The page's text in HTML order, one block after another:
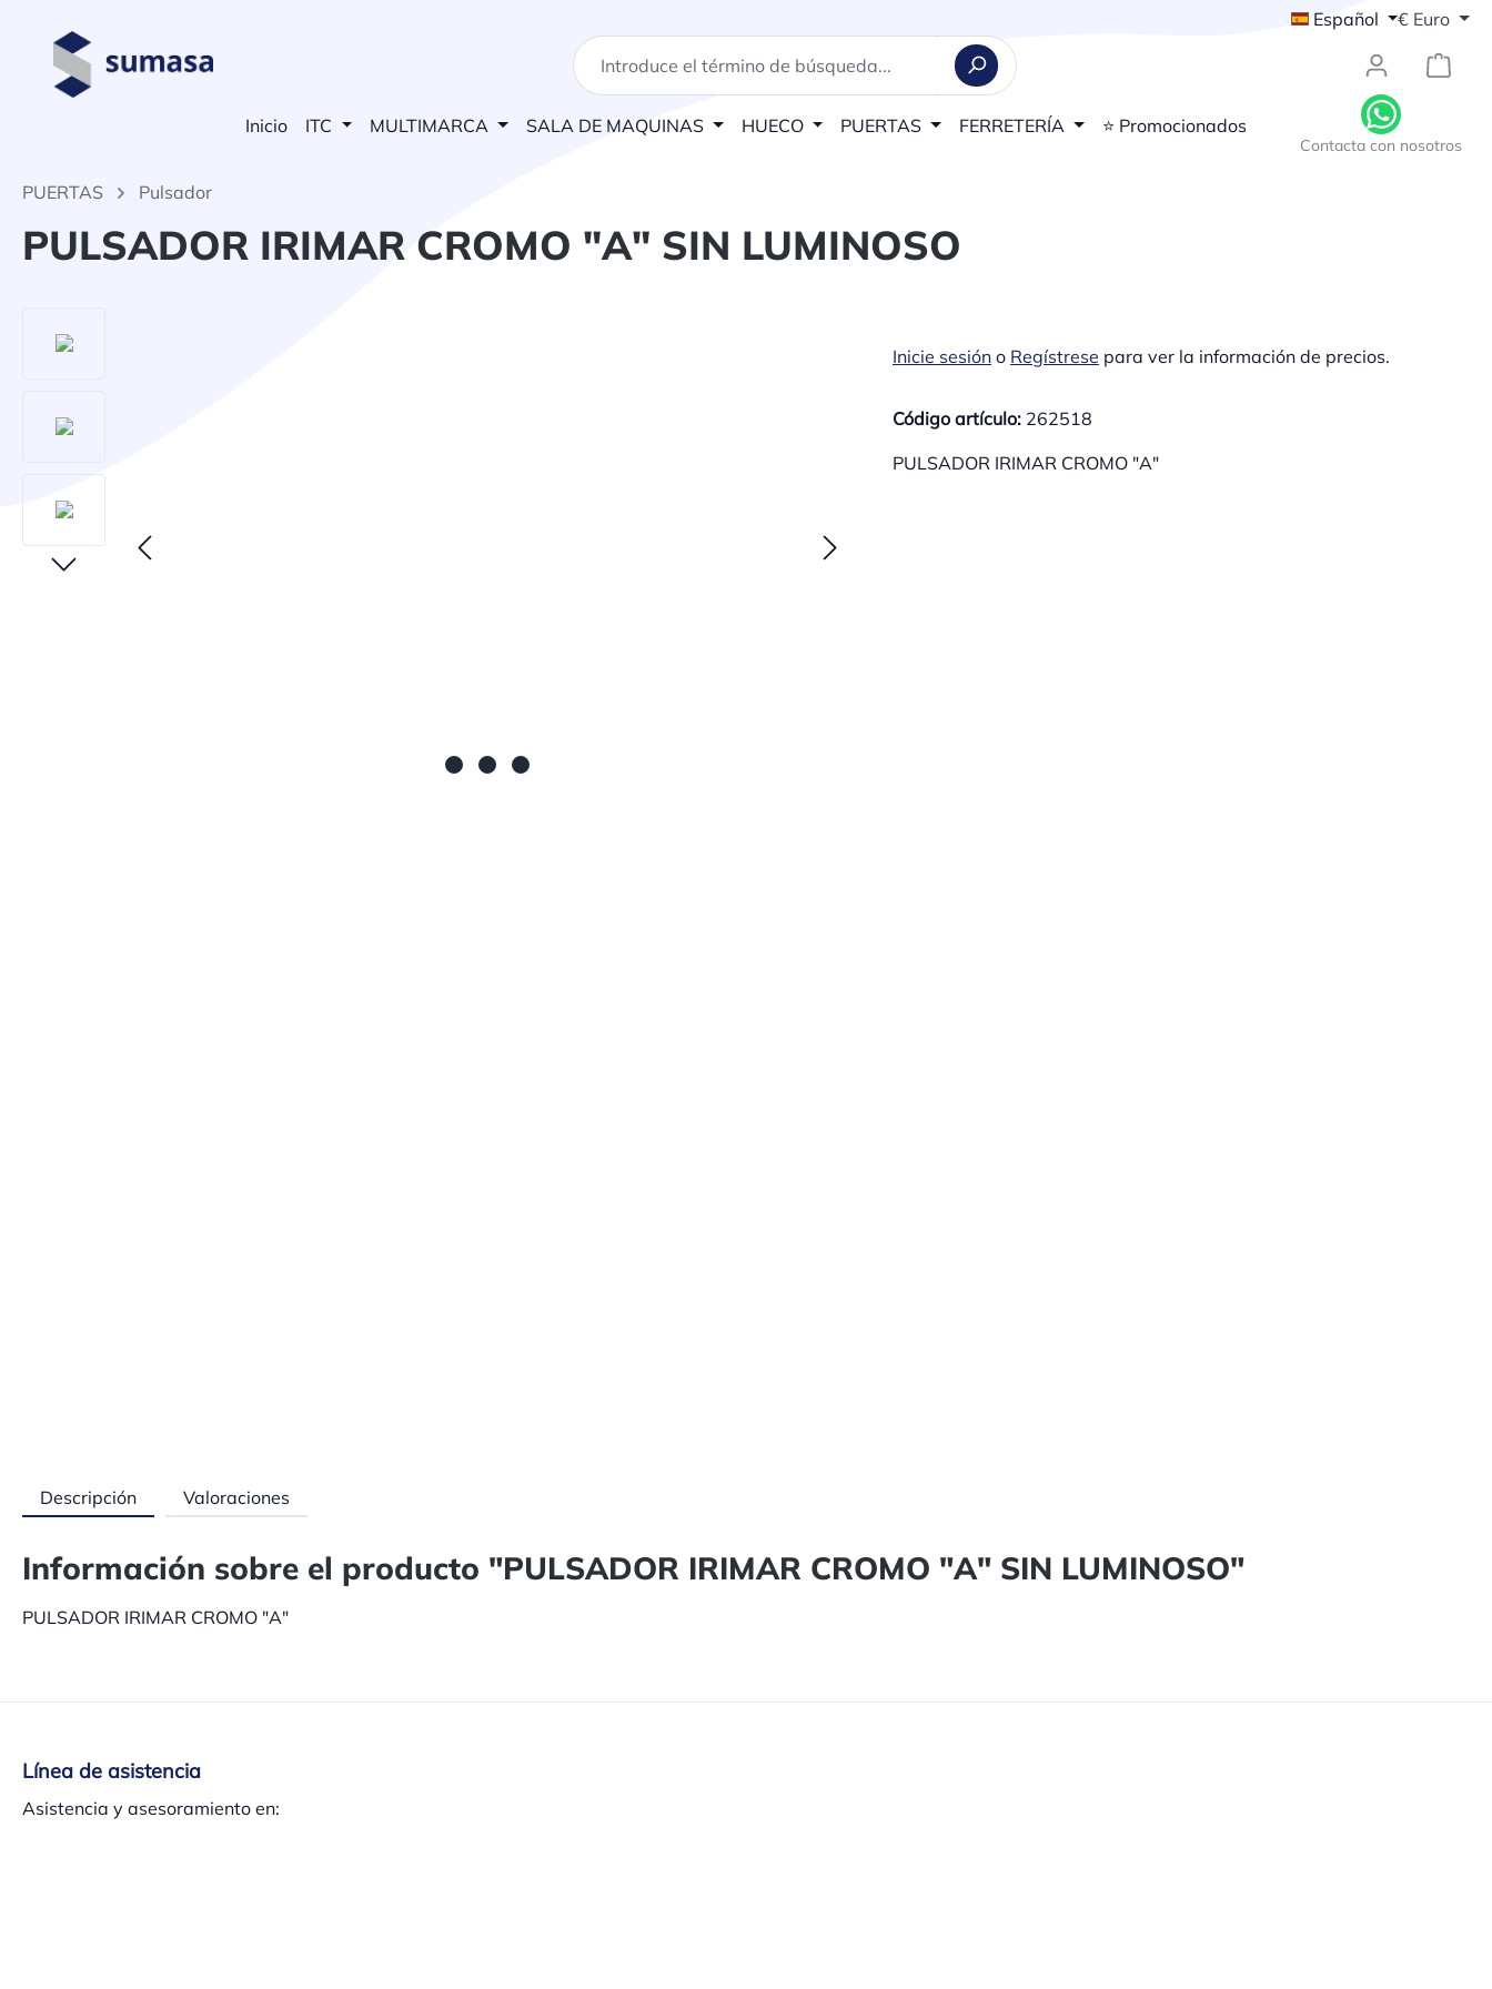
Español € Euro
Inicio ITC MULTIMARCA SALA DE MAQUINAS HUECO PUERTAS FERRETERÍA ⭐ Promocionados
PUERTAS Pulsador
PULSADOR IRIMAR CROMO "A" SIN LUMINOSO
Inicie sesión o Regístrese para ver la información de precios.
Código artículo: 262518
PULSADOR IRIMAR CROMO "A"
Descripción Valoraciones
Información sobre el producto "PULSADOR IRIMAR CROMO "A" SIN LUMINOSO"
PULSADOR IRIMAR CROMO "A"
Línea de asistencia
Asistencia y asesoramiento en:
Contacta con nosotros